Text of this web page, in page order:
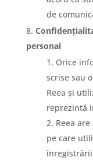
de
personal
Orice
scrise sau
Reea și
reprezintă
Reea
pe care